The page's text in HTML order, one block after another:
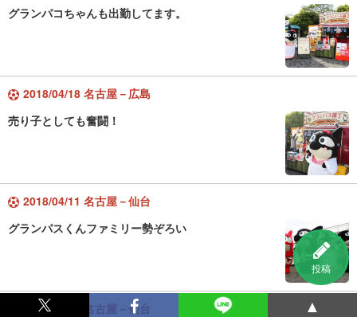
投稿
グランパコちゃんも出勤してます。
2018/04/18 名古屋－広島
売り子としても奮闘！
2018/04/11 名古屋－仙台
グランパスくんファミリー勢ぞろい
2018/04/11 名古屋－仙台 ▲